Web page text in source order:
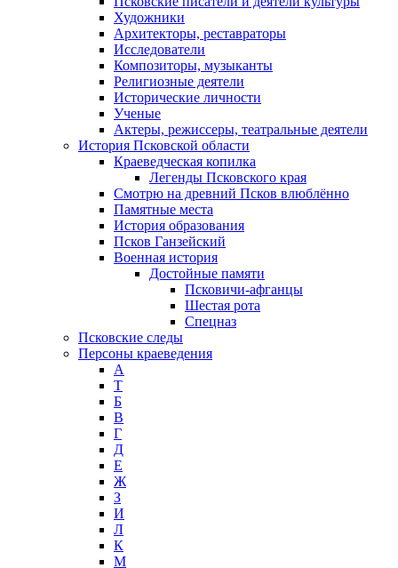
Художники
Архитекторы, реставраторы
Исследователи
Композиторы, музыканты
Религиозные деятели
Исторические личности
Ученые
Актеры, режиссеры, театральные деятели
История Псковской области
Краеведческая копилка
Легенды Псковского края
Смотрю на древний Псков влюблённо
Памятные места
История образования
Псков Ганзейский
Военная история
Достойные памяти
Псковичи-афганцы
Шестая рота
Спецназ
Псковские следы
Персоны краеведения
А
T
Б
В
Г
Д
Е
Ж
З
И
Л
К
М